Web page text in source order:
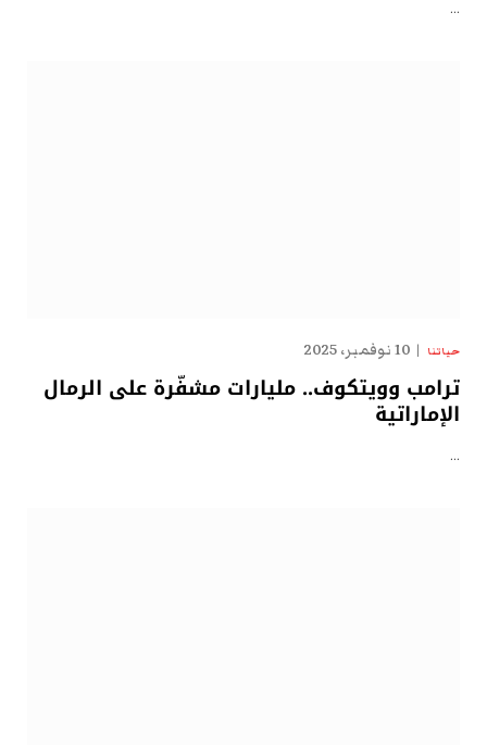
…
حياتنا 10 نوفمبر، 2025
ترامب وويتكوف.. مليارات مشفّرة على الرمال
الإماراتية
…